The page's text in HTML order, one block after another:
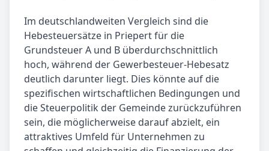
Im deutschlandweiten Vergleich sind die
Hebesteuersätze in Priepert für die
Grundsteuer A und B überdurchschnittlich
hoch, während der Gewerbesteuer-Hebesatz
deutlich darunter liegt. Dies könnte auf die
spezifischen wirtschaftlichen Bedingungen und
die Steuerpolitik der Gemeinde zurückzuführen
sein, die möglicherweise darauf abzielt, ein
attraktives Umfeld für Unternehmen zu